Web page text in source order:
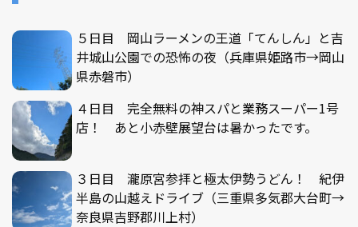
５日目 岡山ラーメンの王道「てんしん」と吉
井城山公園での恐怖の夜（兵庫県姫路市→岡山
県赤磐市）
４日目 完全無料の神スパと業務スーパー1号
店！ あと小赤壁展望台は暑かったです。
３日目 瀧原宮参拝と極太伊勢うどん！ 紀伊
半島の山越えドライブ（三重県多気郡大台町→
奈良県吉野郡川上村）